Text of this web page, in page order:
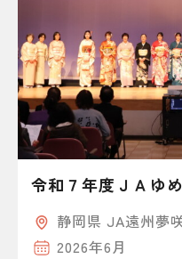
令和７年度ＪＡゆ
静岡県 JA遠州夢
2026年6月